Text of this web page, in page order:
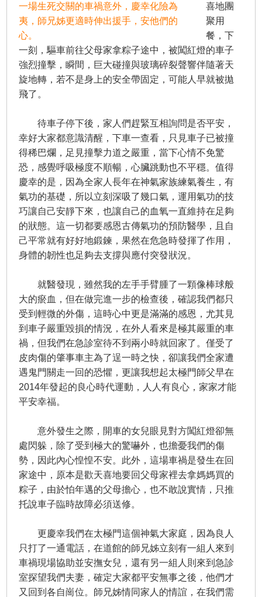
一場生死交關的車禍意外，慶幸化險為
夷，師兄姊更適時伸出援手，安他們的
心。
喜地團
聚用
餐，下
一刻，驅車前往父母家拿粽子途中，被闖紅燈的車子
強烈撞擊，瞬間，巨大碰撞與玻璃碎裂聲響伴隨著天
旋地轉，若不是身上的安全帶固定，可能人早就被拋
飛了。
待車子停下後，家人們趕緊互相詢問是否平安，
幸好大家都意識清醒，下車一查看，只見車子已被撞
得稀巴爛，足見撞擊力道之嚴重，當下心情不免驚
恐，感覺呼吸極度不順暢，心臟跳動也不平穩。值得
慶幸的是，因為全家人長年在神氣家族練氣養生，有
氣功的基礎，所以立刻深吸了幾口氣，運用氣功的技
巧讓自己安靜下來，也讓自己的血氧一直維持在足夠
的狀態。這一切都要感恩古傳氣功的預防醫學，且自
己平常就有好好地鍛鍊，果然在危急時發揮了作用，
身體的韌性也足夠去支撐與應付突發狀況。
就醫發現，雖然我的左手手臂腫了一顆像棒球般
大的瘀血，但在做完進一步的檢查後，確認我們都只
受到輕微的外傷，這時心中更是滿滿的感恩，尤其見
到車子嚴重毀損的情況，在外人看來是極其嚴重的車
禍，但我們在急診室待不到兩小時就回家了。僅受了
皮肉傷的肇事車主為了逞一時之快，卻讓我們全家遭
遇鬼門關走一回的恐懼，更讓我想起太極門師父早在
2014年發起的良心時代運動，人人有良心，家家才能
平安幸福。
意外發生之際，開車的女兒眼見對方闖紅燈卻無
處閃躲，除了受到極大的驚嚇外，也擔憂我們的傷
勢，因此內心惶惶不安。此外，這場車禍是發生在回
家途中，原本是歡天喜地要回父母家裡去拿媽媽買的
粽子，由於怕年邁的父母擔心，也不敢說實情，只推
托說車子臨時故障必須送修。
更慶幸我們在太極門這個神氣大家庭，因為良人
只打了一通電話，在道館的師兄姊立刻有一組人來到
車禍現場協助並安撫女兒，還有另一組人則來到急診
室探望我們夫妻，確定大家都平安無事之後，他們才
又回到各自崗位。師兄姊情同家人的情誼，在我們需